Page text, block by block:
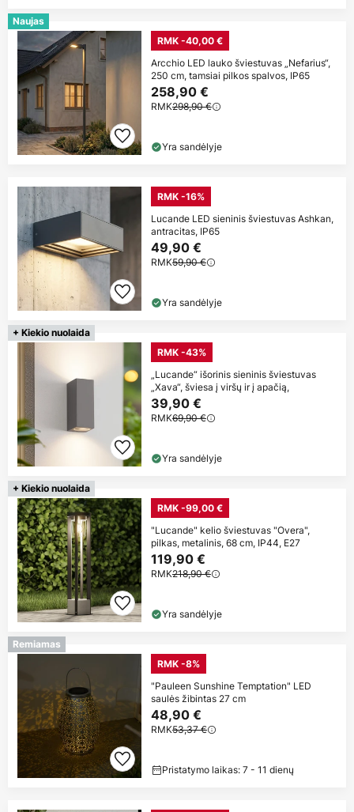
Naujas
RMK -40,00 €
Arcchio LED lauko šviestuvas „Nefarius“,
250 cm, tamsiai pilkos spalvos, IP65
258,90 €
RMK298,90 €
Yra sandėlyje
RMK -16%
Lucande LED sieninis šviestuvas Ashkan,
antracitas, IP65
49,90 €
RMK59,90 €
Yra sandėlyje
+ Kiekio nuolaida
RMK -43%
„Lucande“ išorinis sieninis šviestuvas
„Xava“, šviesa į viršų ir į apačią,
39,90 €
RMK69,90 €
Yra sandėlyje
+ Kiekio nuolaida
RMK -99,00 €
"Lucande" kelio šviestuvas "Overa",
pilkas, metalinis, 68 cm, IP44, E27
119,90 €
RMK218,90 €
Yra sandėlyje
Remiamas
RMK -8%
"Pauleen Sunshine Temptation" LED
saulės žibintas 27 cm
48,90 €
RMK53,37 €
Pristatymo laikas: 7 - 11 dienų